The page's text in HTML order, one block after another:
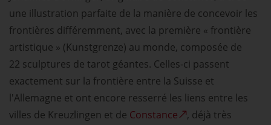
une illustration parfaite de la manière de concevoir les
frontières différemment, avec la première « frontière
artistique » (Kunstgrenze) au monde, composée de
22 sculptures de tarot géantes. Celles-ci passent
exactement sur la frontière entre la Suisse et
l'Allemagne et ont encore resserré les liens entre les
villes de Kreuzlingen et de Constance
, déjà très